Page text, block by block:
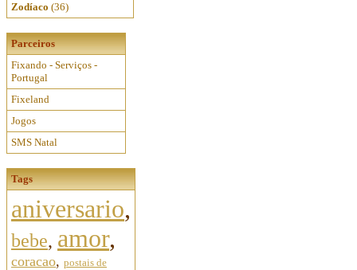
Zodíaco (36)
Parceiros
Fixando - Serviços -
Portugal
Fixeland
Jogos
SMS Natal
Tags
aniversario,
bebe, amor,
coracao, postais de